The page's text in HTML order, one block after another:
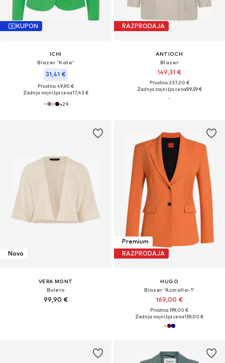
KUPON
ICHI
Blazer 'Kate'
31,41 €
Prvotno: 49,90 €
Zadnja najnižja cena17,43 €
+29
RAZPRODAJA
ANTIOCH
Blazer
149,31 €
Prvotno: 237,00 €
Zadnja najnižja cena89,59 €
Novo
VERA MONT
Bolero
99,90 €
Premium
RAZPRODAJA
HUGO
Blazer 'Asmalla-1'
169,00 €
Prvotno: 199,00 €
Zadnja najnižja cena159,00 €